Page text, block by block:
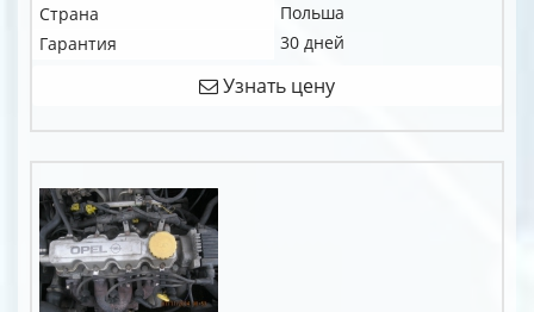
Страна
Польша
Гарантия
30 дней
Узнать цену